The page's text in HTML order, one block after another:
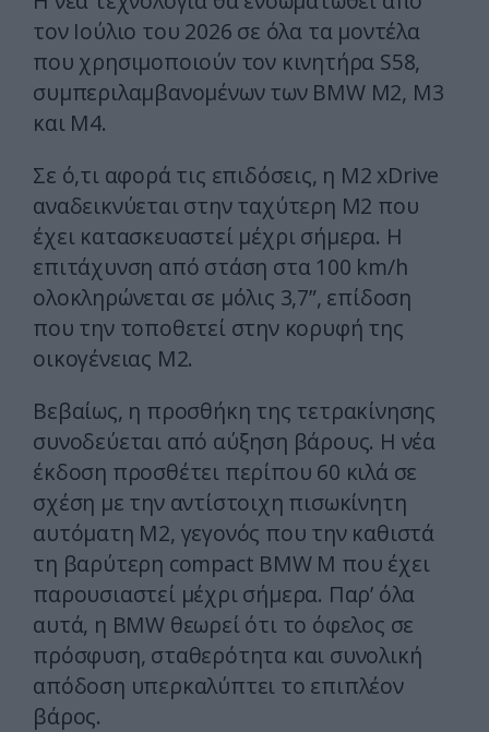
τον Ιούλιο του 2026 σε όλα τα μοντέλα
που χρησιμοποιούν τον κινητήρα S58,
συμπεριλαμβανομένων των BMW M2, M3
και M4.
Σε ό,τι αφορά τις επιδόσεις, η M2 xDrive
αναδεικνύεται στην ταχύτερη M2 που
έχει κατασκευαστεί μέχρι σήμερα. Η
επιτάχυνση από στάση στα 100 km/h
ολοκληρώνεται σε μόλις 3,7”, επίδοση
που την τοποθετεί στην κορυφή της
οικογένειας M2.
Βεβαίως, η προσθήκη της τετρακίνησης
συνοδεύεται από αύξηση βάρους. Η νέα
έκδοση προσθέτει περίπου 60 κιλά σε
σχέση με την αντίστοιχη πισωκίνητη
αυτόματη M2, γεγονός που την καθιστά
τη βαρύτερη compact BMW M που έχει
παρουσιαστεί μέχρι σήμερα. Παρ’ όλα
αυτά, η BMW θεωρεί ότι το όφελος σε
πρόσφυση, σταθερότητα και συνολική
απόδοση υπερκαλύπτει το επιπλέον
βάρος.